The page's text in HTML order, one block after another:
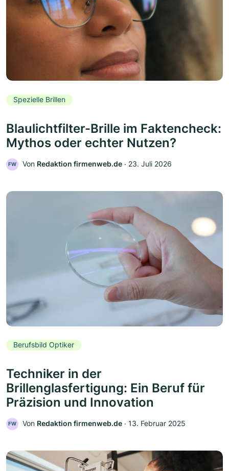
Spezielle Brillen
Blaulichtfilter-Brille im Faktencheck:
Mythos oder echter Nutzen?
FW Von Redaktion firmenweb.de ‧ 23. Juli 2026
Berufsbild Optiker
Techniker in der
Brillenglasfertigung: Ein Beruf für
Präzision und Innovation
FW Von Redaktion firmenweb.de ‧ 13. Februar 2025